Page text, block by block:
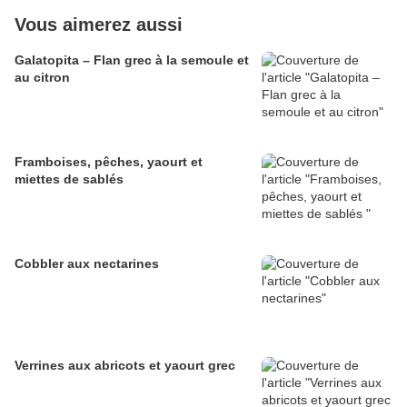
Vous aimerez aussi
Galatopita – Flan grec à la semoule et
au citron
Framboises, pêches, yaourt et
miettes de sablés
Cobbler aux nectarines
Verrines aux abricots et yaourt grec